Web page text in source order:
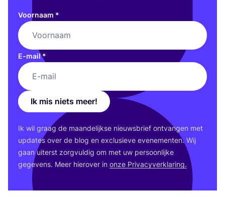
Voornaam *
E-mail*
Ik mis niets meer!
Ik wil graag de maan­de­lijk­se nieuws­brief ont­van­gen met
upda­tes over de blog en exclu­sie­ve eve­ne­men­ten. Wij
gaan uiterst zorg­vul­dig om met uw per­soon­lij­ke
gege­vens. Meer hier­over in onze Pri­va­cy­ver­kla­ring.